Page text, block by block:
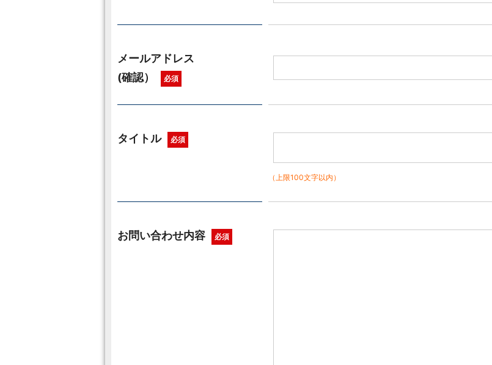
メールアドレス
(確認）
必須
タイトル 必須
（上限100文字以内）
お問い合わせ内容 必須